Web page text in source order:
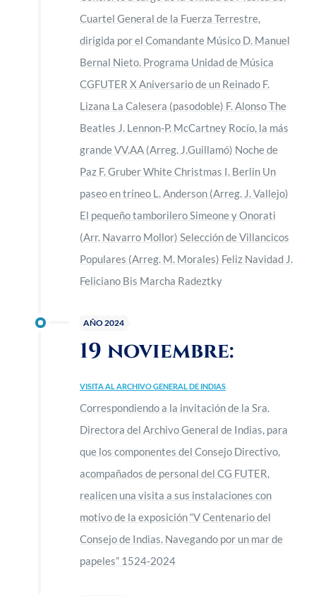
Cuartel General de la Fuerza Terrestre,
dirigida por el Comandante Músico D. Manuel
Bernal Nieto. Programa Unidad de Música
CGFUTER X Aniversario de un Reinado F.
Lizana La Calesera (pasodoble) F. Alonso The
Beatles J. Lennon-P. McCartney Rocío, la más
grande VV.AA (Arreg. J.Guillamó) Noche de
Paz F. Gruber White Christmas I. Berlin Un
paseo en trineo L. Anderson (Arreg. J. Vallejo)
El pequeño tamborilero Simeone y Onorati
(Arr. Navarro Mollor) Selección de Villancicos
Populares (Arreg. M. Morales) Feliz Navidad J.
Feliciano Bis Marcha Radeztky
AÑO 2024
19 noviembre:
VISITA AL ARCHIVO GENERAL DE INDIAS
Correspondiendo a la invitación de la Sra.
Directora del Archivo General de Indias, para
que los componentes del Consejo Directivo,
acompañados de personal del CG FUTER,
realicen una visita a sus instalaciones con
motivo de la exposición “V Centenario del
Consejo de Indias. Navegando por un mar de
papeles” 1524-2024